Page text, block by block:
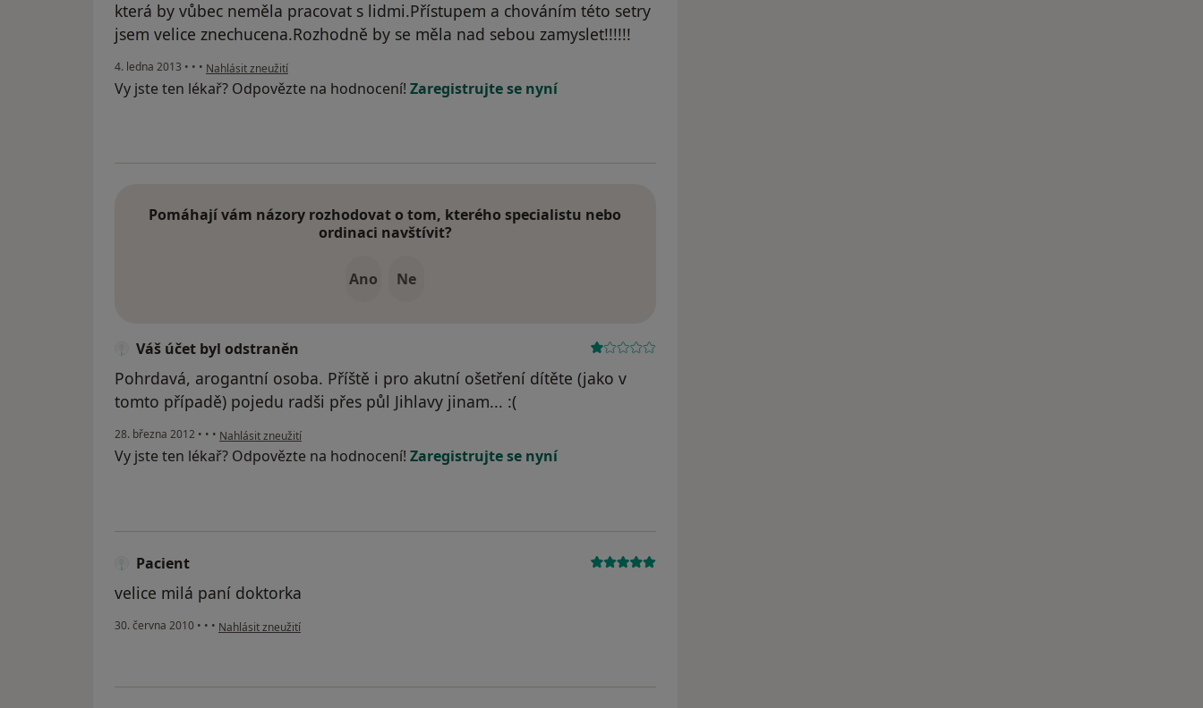
která by vůbec neměla pracovat s lidmi.Přístupem a chováním této setry
jsem velice znechucena.Rozhodně by se měla nad sebou zamyslet!!!!!!
4. ledna 2013 • • • podle názoru uživatele Váš účet byl odstraněn
Nahlásit zneužití
Vy jste ten lékař? Odpovězte na hodnocení! Zaregistrujte se nyní
Pomáhají vám názory rozhodovat o tom, kterého specialistu nebo
ordinaci navštívit?
Ano Ne
Váš účet byl odstraněn
Pohrdavá, arogantní osoba. Příště i pro akutní ošetření dítěte (jako v
tomto případě) pojedu radši přes půl Jihlavy jinam... :(
28. března 2012 • • • podle názoru uživatele Váš účet byl odstraněn
Nahlásit zneužití
Vy jste ten lékař? Odpovězte na hodnocení! Zaregistrujte se nyní
Pacient
velice milá paní doktorka
30. června 2010 • • • podle názoru uživatele Pacient
Nahlásit zneužití